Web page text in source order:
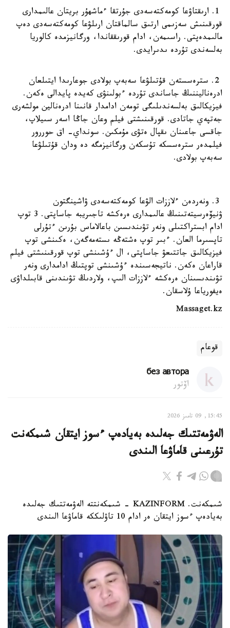
1. ارىقتاۋعا كومەكتەسەدى جۇرتقا ءماشھۇر بريتان عالىمدارى
قورقىنىش سەزىمى ارتىق سالماقتان ارىلۋعا كومەكتەسەدى دەپ
مالىمدەپتى. راسىمەن، ادام قورىققاندا، ورگانيزمدە كالوريا
بەلسەندى تۇردە ىدىرايدى.
2. سترەسستەن قۇتىلۋعا سەبەپ بولادى جوعارىدا ايتىلعان
ادرەناليننىڭ جاساندى تۇردە ءبولىنۋى كەيدە پايدالى ەكەن.
فيزيكالىق بەلسەندىلىگى تومەن ادامدار قانىنا ادرەنالين مولشەرى
جەتپەي جاتادى. قورقىنىشتى فيلم وعان جاڭا اسەر سىيلاپ،
جاقسى جاعىنان ىقپال ەتۋى مۇمكىن. سونداي- اق حوررور
فيلمدەر سترەسسكە تۇسكەن ورگانيزمگە دە ودان قۇتىلۋعا
سەبەپ بولادى.
3. ونەردەن ءلاززات الۋعا كومەكتەسەدى ۋاشينگتون
ۋنيۆەرسيتەتىنىڭ عالىمدارى ەرەكشە تاجىريبە جاساپتى. 3 توپ
ادام ابستراكتىلى ونەر تۋىندىسىن باعالاماس بۇرىن ءتۇرلى
تاپسىرما العان. ءبىر توپ ەشتەڭە ىستەمەگەن، ەكىنشى توپ
فيزيكالىق جاتتىعۋ جاساپتى، ال ءۇشىنشى توپ قورقىنىشتى فيلم
قاراعان ەكەن. ناتيجەسىندە ءۇشىنشى توپتىڭ ادامدارى ونەر
تۋىندىسىنان ەرەكشە ءلاززات الىپ، ولاردىڭ تۋىندىنى قابىلداۋى
ەيفورياعا ۇلاسقان.
Massaget.kz
قوعام
без автора
اۆتور
15:45, 09 تامىز 2026
الەۋمەتتىك جەلىدە بەيادەپ ءسوز ايتقان شىمكەنت
تۇرعىنى قاماۋعا الىندى
شىمكەنت. KAZINFORM - شىمكەنتتە الەۋمەتتىك جەلىدە
بەيادەپ ءسوز ايتقان ەر ادام 10 تاۋلىككە قاماۋعا الىندى